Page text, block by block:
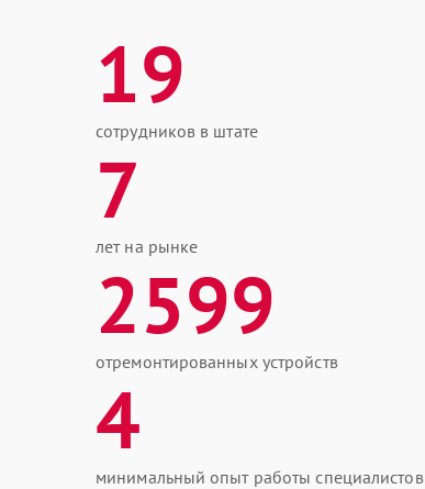
19
сотрудников в штате
7
лет на рынке
2599
отремонтированных устройств
4
минимальный опыт работы специалистов